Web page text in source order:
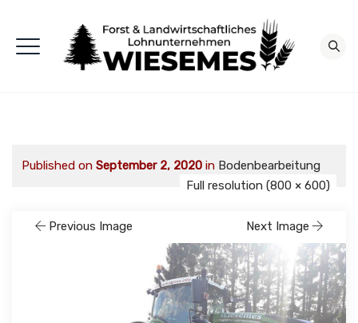
Published on September 2, 2020 in Bodenbearbeitung
Full resolution (800 × 600)
Previous Image Next Image